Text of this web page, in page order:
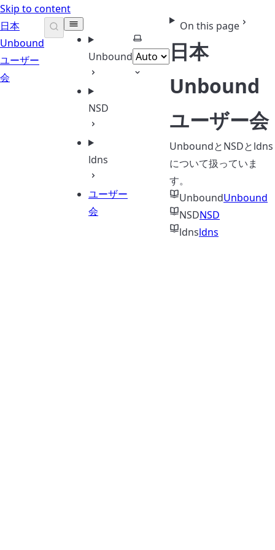
Skip to content
日本
Unbound
ユーザー
会
Unbound
NSD
ldns
ユーザー
会
Select theme
On this page
日本
Unbound
ユーザー会
UnboundとNSDとldns
について扱っていま
す。
UnboundUnbound
NSDNSD
ldnsldns